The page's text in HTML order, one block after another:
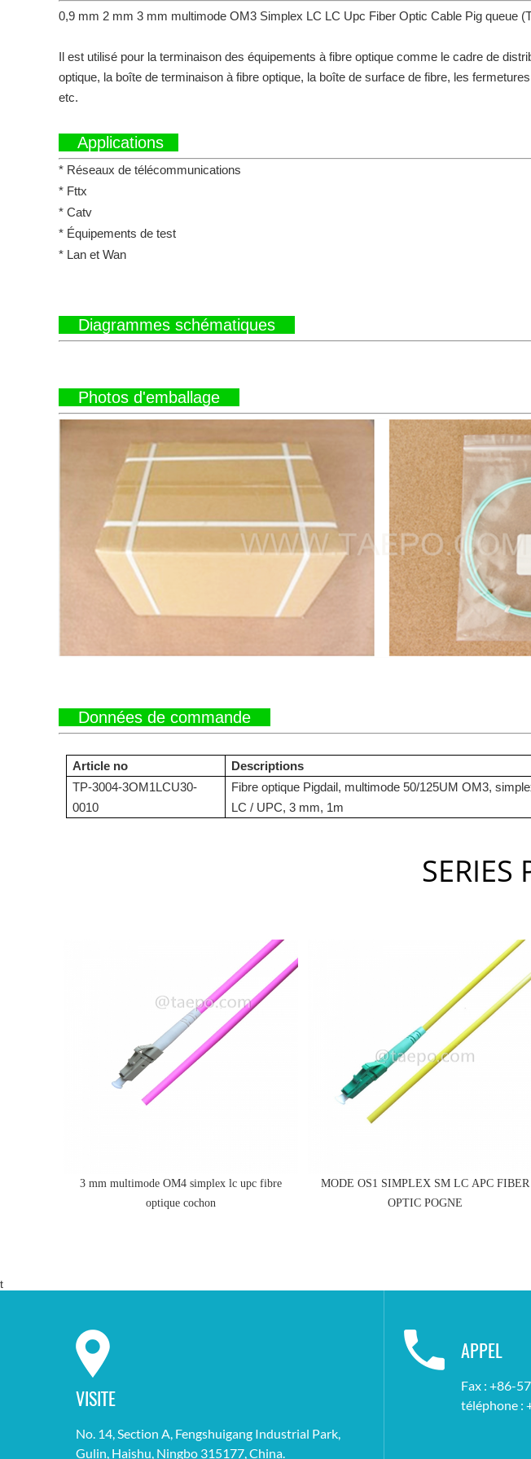
0,9 mm 2 mm 3 mm multimode OM3 Simplex LC LC Upc Fiber Optic Cable Pig queue
Il est utilisé pour la terminaison des équipements à fibre optique comme le cadre de
optique, la boîte de terminaison à fibre optique, la boîte de surface de fibre, les
etc.
Applications
* Réseaux de télécommunications
* Fttx
* Catv
* Équipements de test
* Lan et Wan
Diagrammes schématiques
Photos d'emballage
Données de commande
Article no
Descriptions
TP-3004-3OM1LCU30-
0010
Fibre optique Pigdail, multimode 50/125UM OM3,
LC / UPC, 3 mm, 1m
SERIES
3 mm multimode OM4 simplex lc upc fibre
optique cochon
MODE OS1 SIMPLEX SM LC APC FIBER
OPTIC POGNE
t
VISITE
No. 14, Section A, Fengshuigang Industrial Park,
Gulin, Haishu, Ningbo 315177, China.
APPEL
Fax : +86-
téléphone :